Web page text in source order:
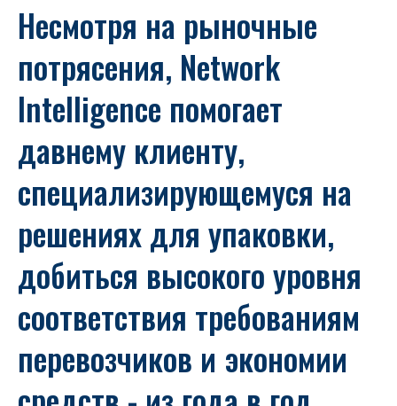
Несмотря на рыночные
потрясения, Network
Intelligence помогает
давнему клиенту,
специализирующемуся на
решениях для упаковки,
добиться высокого уровня
соответствия требованиям
перевозчиков и экономии